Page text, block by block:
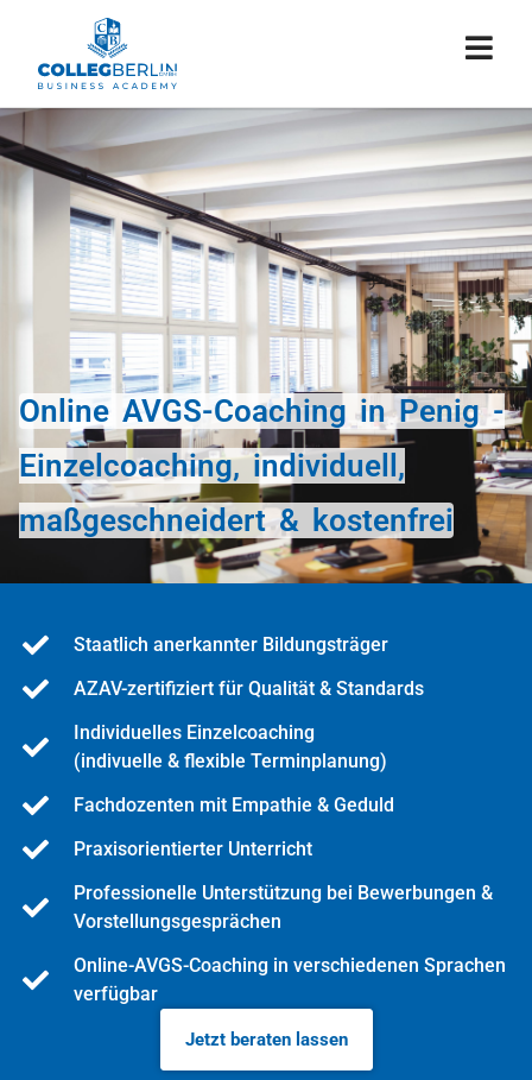
Online AVGS-Coaching in Penig -
Einzelcoaching, individuell,
maßgeschneidert & kostenfrei
Staatlich anerkannter Bildungsträger
AZAV-zertifiziert für Qualität & Standards
Individuelles Einzelcoaching
(indivuelle & flexible Terminplanung)
Fachdozenten mit Empathie & Geduld
Praxisorientierter Unterricht
Professionelle Unterstützung bei Bewerbungen &
Vorstellungsgesprächen
Online-AVGS-Coaching in verschiedenen Sprachen
verfügbar
Jetzt beraten lassen